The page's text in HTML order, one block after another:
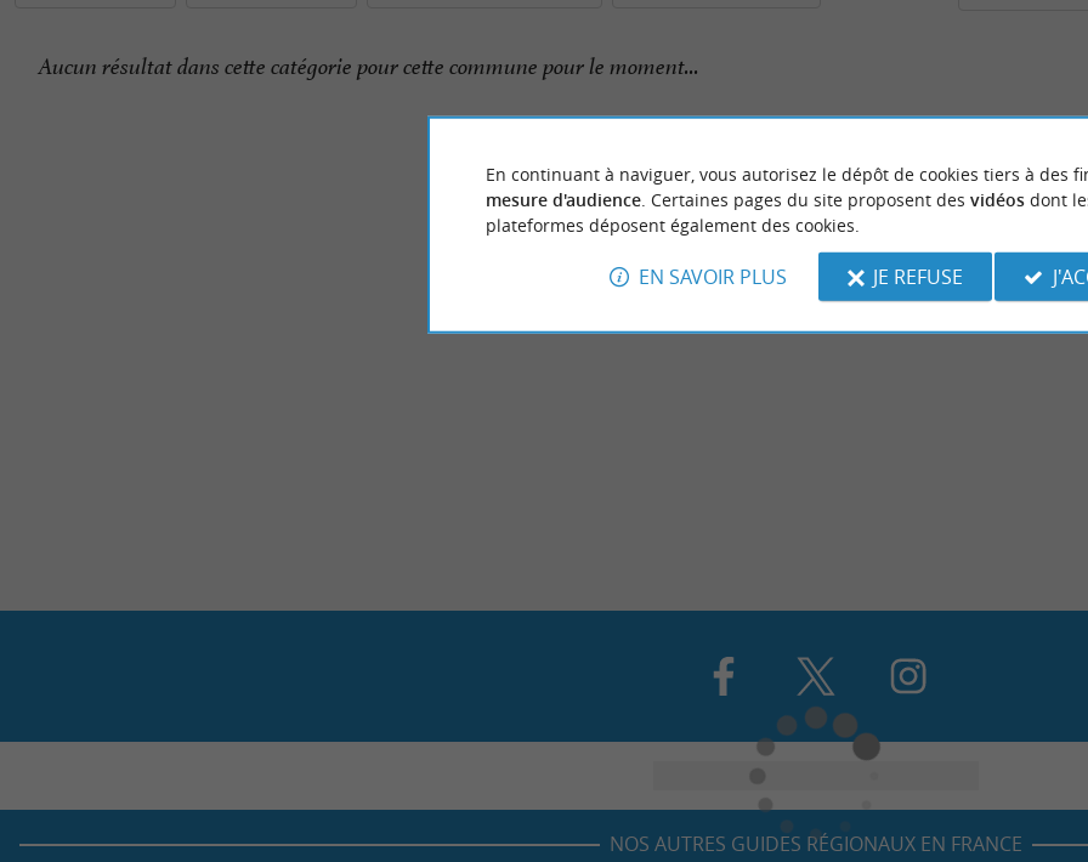
Aucun résultat dans cette catégorie pour cette commune pour le moment...
NOS AUTRES GUIDES RÉGIONAUX EN FRANCE
En continuant à naviguer, vous autorisez le dépôt de cookies tiers à des
mesure d'audience. Certaines pages du site proposent des vidéosdont
plateformes déposent également des cookies.
EN SAVOIR PLUS JE REFUSE